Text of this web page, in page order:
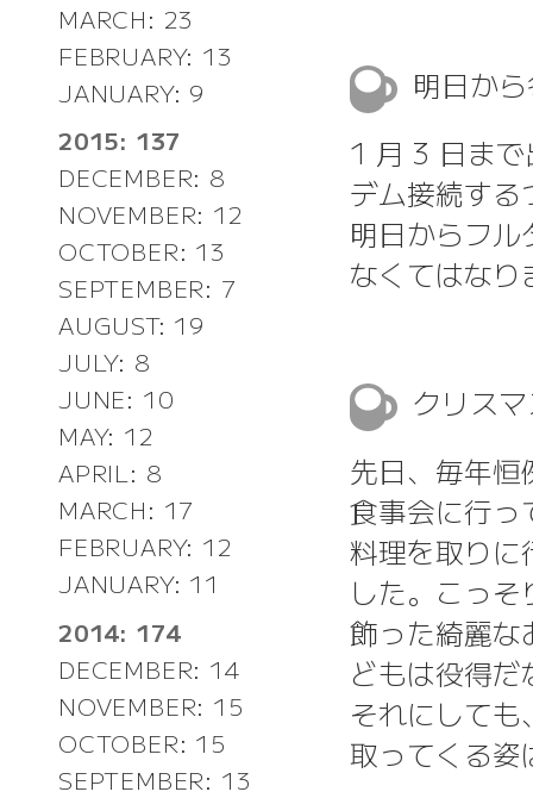
MARCH: 23
FEBRUARY: 13
JANUARY: 9
2015: 137
DECEMBER: 8
NOVEMBER: 12
OCTOBER: 13
SEPTEMBER: 7
AUGUST: 19
JULY: 8
JUNE: 10
MAY: 12
APRIL: 8
MARCH: 17
FEBRUARY: 12
JANUARY: 11
2014: 174
DECEMBER: 14
NOVEMBER: 15
OCTOBER: 15
SEPTEMBER: 13
明日か
1 月 3 日ま
デム接続す
明日からフ
なくてはな
クリス
先日、毎年
食事会に行っ
料理を取りに
した。こっ
飾った綺麗な
どもは役得
それにして
取ってくる姿